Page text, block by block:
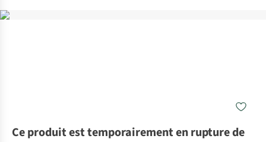
Ce produit est temporairement en rupture de